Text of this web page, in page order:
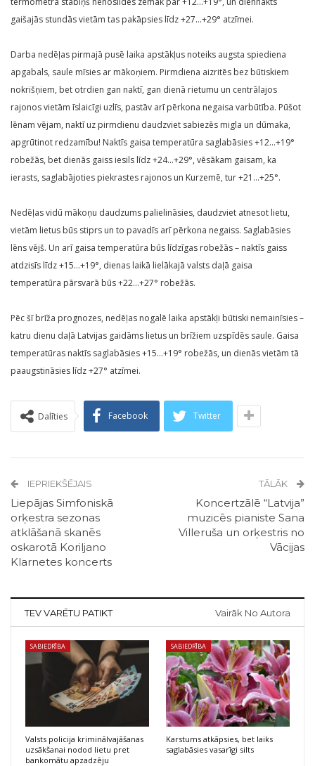
gaišajās stundās vietām tas pakāpsies līdz +27…+29° atzīmei.
Darba nedēļas pirmajā pusē laika apstākļus noteiks augsta spiediena
apgabals, saule mīsies ar mākoņiem. Pirmdiena aizritēs bez būtiskiem
nokrišņiem, bet otrdien gan naktī, gan dienā rietumu un centrālajos
rajonos vietām īslaicīgi uzlīs, pastāv arī pērkona negaisa varbūtība. Pūšot
lēnam vējam, naktī uz pirmdienu daudzviet sabiezēs migla un dūmaka,
apgrūtinot redzamību! Naktīs gaisa temperatūra saglabāsies +12…+19°
robežās, bet dienās gaiss iesils līdz +24…+29°, vēsākam gaisam, ka
ierasts, saglabājoties piekrastes rajonos un Kurzemē, tur +21…+25°.
Nedēļas vidū mākoņu daudzums palielināsies, daudzviet atnesot lietu,
vietām lietus būs stiprs un to pavadīs arī pērkona negaiss. Saglabāsies
lēns vējš. Un arī gaisa temperatūra būs līdzīgas robežās – naktīs gaiss
atdzisīs līdz +15…+19°, dienas laikā lielākajā valsts daļā gaisa
temperatūra pārsvarā būs +22…+27° robežās.
Pēc šī brīža prognozes, nedēļas nogalē laika apstākļi būtiski nemainīsies –
katru dienu daļā Latvijas gaidāms lietus un brīžiem uzspīdēs saule. Gaisa
temperatūras naktīs saglabāsies +15…+19° robežās, un dienās vietām tā
paaugstināsies līdz +27° atzīmei.
Dalīties Facebook Twitter
IEPRIEKŠĒJAIS
Liepājas Simfoniskā
orķestra sezonas
atklāšanā skanēs
oskarotā Koriljano
Klarnetes koncerts
TĀLĀK
Koncertzālē “Latvija”
muzicēs pianiste Sana
Villeruša un orķestris no
Vācijas
TEV VARĒTU PATIKT Vairāk No Autora
SABIEDRĪBA
Valsts policija kriminālvajāšanas
uzsākšanai nodod lietu pret
bankomātu apzadzēju
SABIEDRĪBA
Karstums atkāpsies, bet laiks
saglabāsies vasarīgi silts